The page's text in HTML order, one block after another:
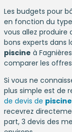
Les budgets pour
en fonction du
vous allez produire
bons experts dans
piscine à
comparer les
Si vous ne
plus simple est de
de devis de piscine
recevrez
part, 3 devis des